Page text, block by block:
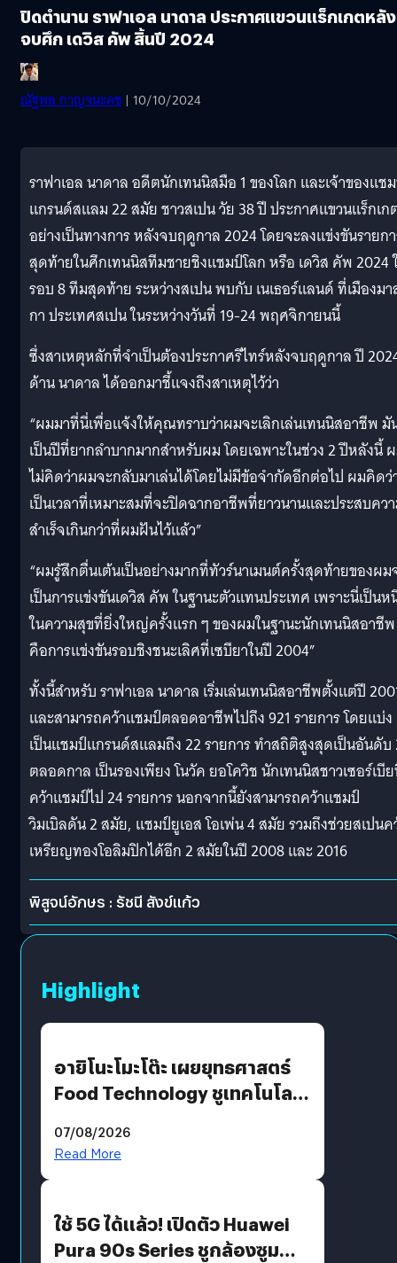
ปิดตำนาน ราฟาเอล นาดาล ประกาศแขวนแร็กเกตหลัง
จบศึก เดวิส คัพ สิ้นปี 2024
ณัฐพล​ กาญ​จ​นะ​คช | 10/10/2024
ราฟาเอล นาดาล อดีตนักเทนนิสมือ 1 ของโลก และเจ้าของแช
แกรนด์สแลม 22 สมัย ชาวสเปน วัย 38 ปี ประกาศแขวนแร็กเก
อย่างเป็นทางการ หลังจบฤดูกาล 2024 โดยจะลงแข่งขันรายก
สุดท้ายในศึกเทนนิสทีมชายชิงแชมป์โลก หรือ เดวิส คัพ 2024
รอบ 8 ทีมสุดท้าย ระหว่างสเปน พบกับ เนเธอร์แลนด์ ที่เมืองม
กา ประเทศสเปน ในระหว่างวันที่ 19-24 พฤศจิกายนนี้
ซึ่งสาเหตุหลักที่จำเป็นต้องประกาศรีไทร์หลังจบฤดูกาล ปี
ด้าน นาดาล ได้ออกมาชี้แจงถึงสาเหตุไว้ว่า
“ผมมาที่นี่เพื่อแจ้งให้คุณทราบว่าผมจะเลิกเล่นเทนนิสอาชีพ มั
เป็นปีที่ยากลำบากมากสำหรับผม โดยเฉพาะในช่วง 2 ปีหลังนี้
ไม่คิดว่าผมจะกลับมาเล่นได้โดยไม่มีข้อจำกัดอีกต่อไป ผมคิดว่
เป็นเวลาที่เหมาะสมที่จะปิดฉากอาชีพที่ยาวนานและประสบคว
สำเร็จเกินกว่าที่ผมฝันไว้แล้ว”
“ผมรู้สึกตื่นเต้นเป็นอย่างมากที่ทัวร์นาเมนต์ครั้งสุดท้ายของผม
เป็นการแข่งขันเดวิส คัพ ในฐานะตัวแทนประเทศ เพราะนี่เป็นห
ในความสุขที่ยิ่งใหญ่ครั้งแรก ๆ ของผมในฐานะนักเทนนิสอาชี
คือการแข่งขันรอบชิงชนะเลิศที่เซบียาในปี 2004”
ทั้งนี้สำหรับ ราฟาเอล นาดาล เริ่มเล่นเทนนิสอาชีพตั้งแต่ปี
และสามารถคว้าแชมป์ตลอดอาชีพไปถึง 921 รายการ โดยแบ่ง
เป็นแชมป์แกรนด์สแลมถึง 22 รายการ ทำสถิติสูงสุดเป็นอันดับ
ตลอดกาล เป็นรองเพียง โนวัค ยอโควิช นักเทนนิสชาวเซอร์เบี
คว้าแชมป์ไป 24 รายการ นอกจากนี้ยังสามารถคว้าแชมป์
วิมเบิลดัน 2 สมัย, แชมป์ยูเอส โอเพ่น 4 สมัย รวมถึงช่วยสเปนค
เหรียญทองโอลิมปิกได้อีก 2 สมัยในปี 2008 และ 2016
พิสูจน์อักษร : รัชนี สังข์แก้ว
Highlight
อายิโนะโมะโต๊ะ เผยยุทธศาสตร์
Food Technology ชูเทคโนโลยี
บริโภคและ B2B
07/08/2026
Read More
ใช้ 5G ได้แล้ว! เปิดตัว Huawei
Pura 90s Series ชูกล้องซูม